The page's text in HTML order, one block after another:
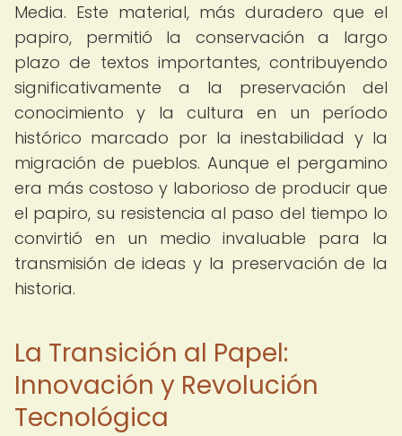
Media. Este material, más duradero que el
papiro, permitió la conservación a largo
plazo de textos importantes, contribuyendo
significativamente a la preservación del
conocimiento y la cultura en un período
histórico marcado por la inestabilidad y la
migración de pueblos. Aunque el pergamino
era más costoso y laborioso de producir que
el papiro, su resistencia al paso del tiempo lo
convirtió en un medio invaluable para la
transmisión de ideas y la preservación de la
historia.
La Transición al Papel:
Innovación y Revolución
Tecnológica